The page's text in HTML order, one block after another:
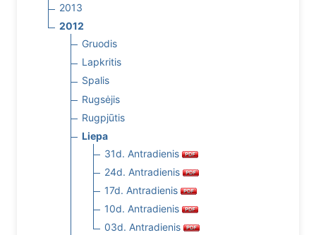
2013
2012
Gruodis
Lapkritis
Spalis
Rugsėjis
Rugpjūtis
Liepa
31d. Antradienis
24d. Antradienis
17d. Antradienis
10d. Antradienis
03d. Antradienis